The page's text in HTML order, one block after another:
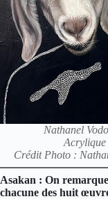
Nathanel
Acrylique
Crédit Photo :
Asakan : On
chacune des huit